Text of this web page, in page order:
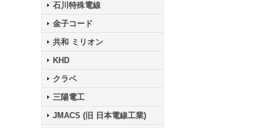
石川特殊電線
金子コード
共和 ミリオン
KHD
クラベ
三陽電工
JMACS (旧 日本電線工業)